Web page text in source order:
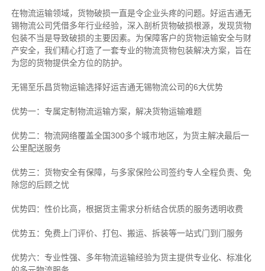
在物流运输领域，货物破损一直是令企业头疼的问题。好运吉通无
锡物流公司凭借多年行业经验，深入剖析货物破损根源，发现货物
包装不当是导致破损的主要因素。为保障客户的货物运输安全与财
产安全，我们精心打造了一套专业的物流货物包装解决方案，旨在
为您的货物提供全方位的防护。
无锡至乐昌货物运输选择好运吉通无锡物流公司的6大优势
优势一：专属定制物流运输方案，解决货物运输难题
优势二：物流网络覆盖全国300多个城市地区，为货主解决最后一
公里配送服务
优势三：货物安全有保障，与多家保险公司签约专人全程负责、免
除您的后顾之忧
优势四：性价比高，根据货主需求分析结合优质的服务透明收费
优势五：免费上门评价、打包、搬运、拆装等一站式门到门服务
优势六：专业性强、多年物流运输经验为货主提供专业化、标准化